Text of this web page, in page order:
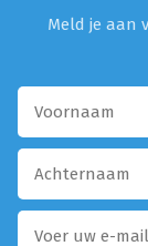
Meld je aan